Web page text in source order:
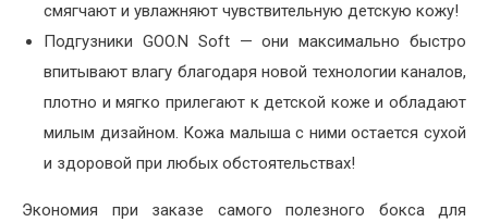
смягчают и увлажняют чувствительную детскую кожу!
Подгузники GOO.N Soft — они максимально быстро
впитывают влагу благодаря новой технологии каналов,
плотно и мягко прилегают к детской коже и обладают
милым дизайном. Кожа малыша с ними остается сухой
и здоровой при любых обстоятельствах!
Экономия при заказе самого полезного бокса для